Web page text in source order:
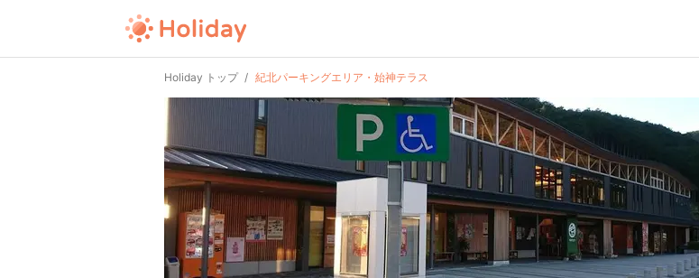
Holiday トップ 紀北パーキングエリア・始神テラス